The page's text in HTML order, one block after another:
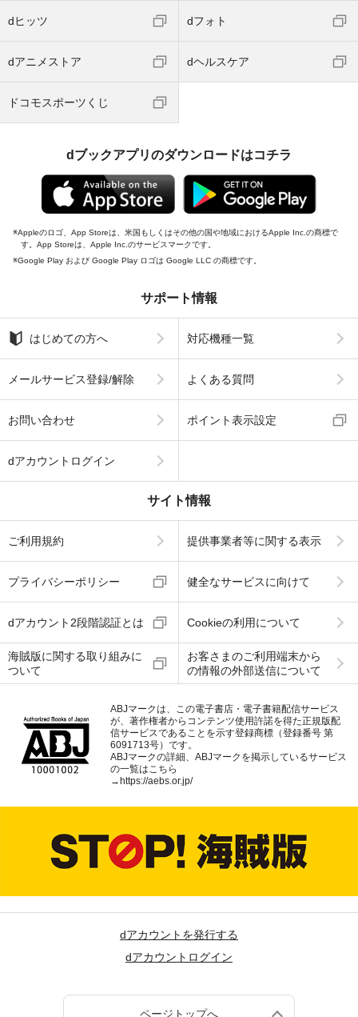
dヒッツ dフォト
dアニメストア dヘルスケア
ドコモスポーツくじ
dブックアプリのダウンロードはコチラ
Appleのロゴ、App Storeは、米国もしくはその他の国や地域におけるApple Inc.の商標で
す。App Storeは、Apple Inc.のサービスマークです。
Google Play および Google Play ロゴは Google LLC の商標です。
サポート情報
はじめての方へ 対応機種一覧
メールサービス登録/解除 よくある質問
お問い合わせ ポイント表示設定
dアカウントログイン
サイト情報
ご利用規約 提供事業者等に関する表示
プライバシーポリシー 健全なサービスに向けて
dアカウント2段階認証とは Cookieの利用について
海賊版に関する取り組みに
ついて
お客さまのご利用端末から
の情報の外部送信について
ABJマークは、この電子書店・電子書籍配信サービス
が、著作権者からコンテンツ使用許諾を得た正規版配
信サービスであることを示す登録商標（登録番号 第
6091713号）です。
ABJマークの詳細、ABJマークを掲示しているサービス
の一覧はこちら
→ https://aebs.or.jp/
dアカウントを発行する
dアカウントログイン
ページトップへ